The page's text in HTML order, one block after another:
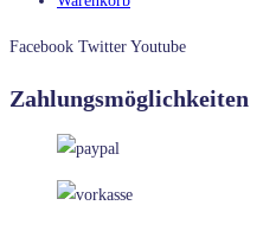
Facebook Twitter Youtube
Zahlungsmöglichkeiten